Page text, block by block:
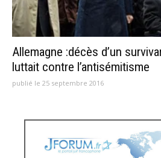
Allemagne :décès d’un
luttait contre l’antisémitisme
publié le 25 septembre 2016